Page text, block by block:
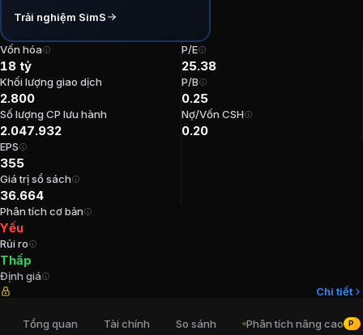
P/B: 0,25
ROE:
Tỷ suất cổ tức:
Ban lãnh đạo CTCP Bao bì Hoàng
Trưởng Ban kiểm soát
Chủ tịch Hội đồng Quản trị
Kế toán trưởng
Thành viên Ban kiểm soát
Cổ đông lớn CTCP Bao bì Hoàng
Tổng Công ty Xi măng Việt Nam
27,76%
Trải nghiệm SimS
Vốn hóa
18 tỷ
Khối lượng giao dịch
2.800
Số lượng CP lưu hành
2.047.932
P/E
25.38
P/B
0.25
Nợ/Vốn CSH
0.20
EPS
355
Giá trị sổ sách
36.664
Phân tích cơ bản
Yếu
Rủi ro
Thấp
Định giá
Chi tiết
Tổng quan Tài chính So sánh Phân tích nâng cao PRO